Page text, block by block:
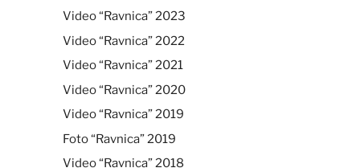
Video “Ravnica” 2023
Video “Ravnica” 2022
Video “Ravnica” 2021
Video “Ravnica” 2020
Video “Ravnica” 2019
Foto “Ravnica” 2019
Video “Ravnica” 2018